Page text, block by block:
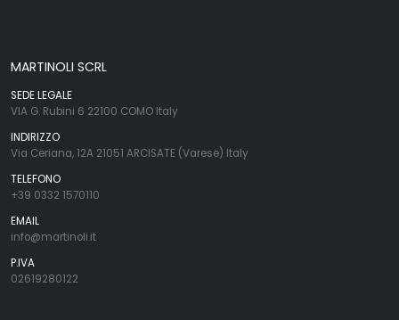
MARTINOLI SCRL
SEDE LEGALE
VIA G. Rubini 6 22100 COMO Italy
INDIRIZZO
Via Ceriana, 12A 21051 ARCISATE (Varese) Italy
TELEFONO
+39 0332 1570110
EMAIL
info@martinoli.it
P.IVA
02619280122